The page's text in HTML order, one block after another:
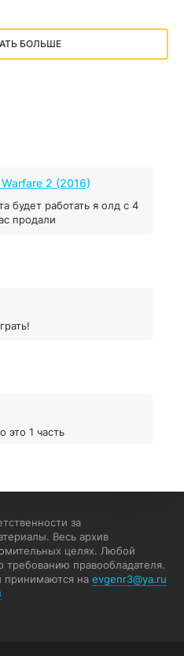
COUNTRY
Strict Order
БОЛЬШЕ
2 (2016)
будет работать я олд с 4
продали
это 1 часть
лешего вы пишите
вы напишите
Эмулятора сука калеки на
за
Весь архив
целях. Любой
требованию правообладателя.
принимаются на evgenr3@ya.ru